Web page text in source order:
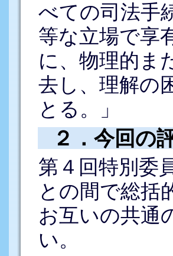
べての司法手
等な立場で享
に、物理的ま
去し、理解の
とる。」
２．今回の
第４回特別委
との間で総括
お互いの共通
い。